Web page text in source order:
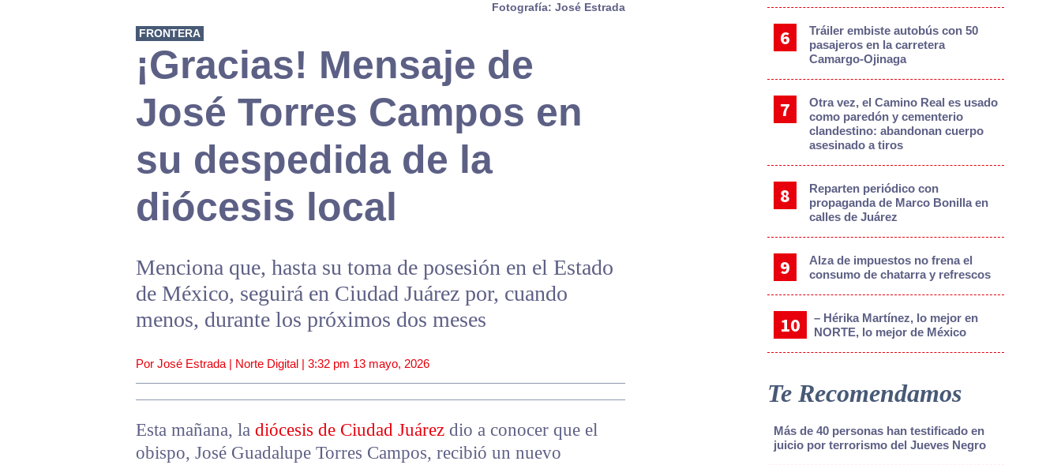
Fotografía: José Estrada
FRONTERA
¡Gracias! Mensaje de
José Torres Campos en
su despedida de la
diócesis local
Menciona que, hasta su toma de posesión en el Estado
de México, seguirá en Ciudad Juárez por, cuando
menos, durante los próximos dos meses
Por José Estrada | Norte Digital | 3:32 pm 13 mayo, 2026
Esta mañana, la diócesis de Ciudad Juárez dio a conocer que el
obispo, José Guadalupe Torres Campos, recibió un nuevo
Tráiler embiste autobús con 50
pasajeros en la carretera
Camargo-Ojinaga
Otra vez, el Camino Real es usado
como paredón y cementerio
clandestino: abandonan cuerpo
asesinado a tiros
Reparten periódico con
propaganda de Marco Bonilla en
calles de Juárez
Alza de impuestos no frena el
consumo de chatarra y refrescos
– Hérika Martínez, lo mejor en
NORTE, lo mejor de México
Te Recomendamos
Más de 40 personas han testificado en
juicio por terrorismo del Jueves Negro